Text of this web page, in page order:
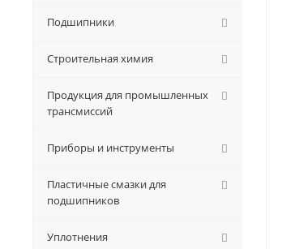
Подшипники
Строительная химия
Продукция для промышленных
трансмиссий
Приборы и инструменты
Пластичные смазки для
подшипников
Уплотнения